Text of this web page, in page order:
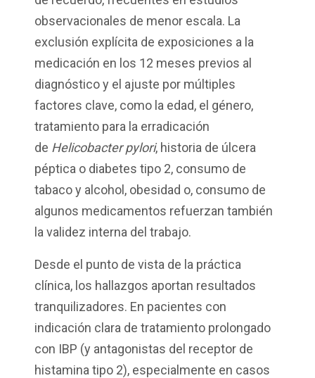
observacionales de menor escala. La
exclusión explícita de exposiciones a la
medicación en los 12 meses previos al
diagnóstico y el ajuste por múltiples
factores clave, como la edad, el género,
tratamiento para la erradicación
de Helicobacter pylori, historia de úlcera
péptica o diabetes tipo 2, consumo de
tabaco y alcohol, obesidad o, consumo de
algunos medicamentos refuerzan también
la validez interna del trabajo.
Desde el punto de vista de la práctica
clínica, los hallazgos aportan resultados
tranquilizadores. En pacientes con
indicación clara de tratamiento prolongado
con IBP (y antagonistas del receptor de
histamina tipo 2), especialmente en casos